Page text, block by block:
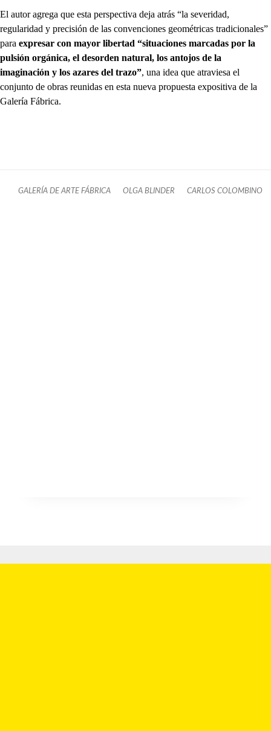
El autor agrega que esta perspectiva deja atrás “la severidad,
regularidad y precisión de las convenciones geométricas tradicionales”
para expresar con mayor libertad “situaciones marcadas por la
pulsión orgánica, el desorden natural, los antojos de la
imaginación y los azares del trazo”, una idea que atraviesa el
conjunto de obras reunidas en esta nueva propuesta expositiva de la
Galería Fábrica.
GALERÍA DE ARTE FÁBRICA OLGA BLINDER CARLOS COLOMBINO